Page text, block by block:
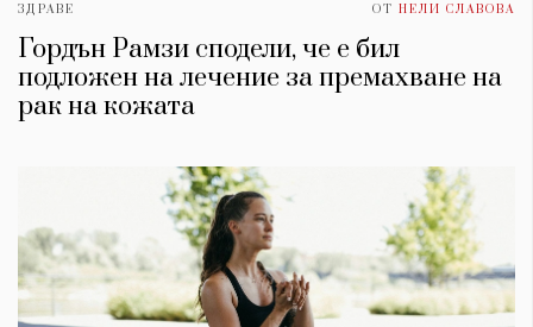
ЗДРАВЕ ОТ НЕЛИ СЛАВОВА
Гордън Рамзи сподели, че е бил
подложен на лечение за премахване на
рак на кожата